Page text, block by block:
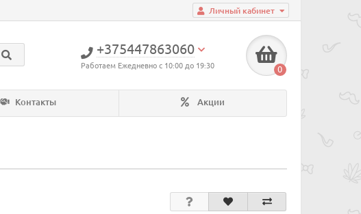
Личный кабинет
+375447863060
Работаем Ежедневно с 10:00 до 19:30 0
Контакты Акции